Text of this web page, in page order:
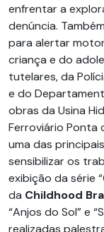
enfrentar a
denúncia.
para alertar
criança e do
tutelares, da
e do
obras da Usina
Ferroviário Ponta
uma das
sensibilizar os
exibição da série
da Childhood
“Anjos do Sol” e
realizadas